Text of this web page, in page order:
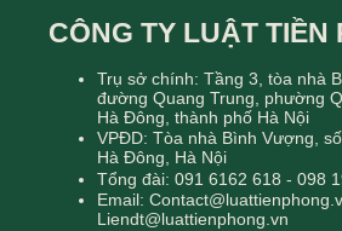
CÔNG TY LUẬT TIỀN
Trụ sở chính: Tầng 3, tòa nhà
đường Quang Trung, phường
Hà Đông, thành phố Hà Nội
VPĐD: Tòa nhà Bình Vượng,
Hà Đông, Hà Nội
Tổng đài: 091 6162 618 - 098
Email:
Liendt@luattienphong.vn